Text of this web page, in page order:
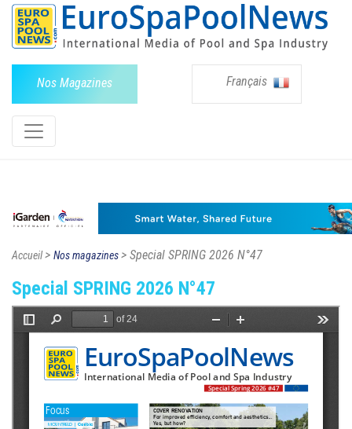
Nos Magazines Français
Accueil> Nos magazines> Special SPRING 2026 N°47
Special SPRING 2026 N°47